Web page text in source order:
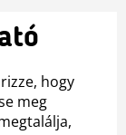
hogy
meg